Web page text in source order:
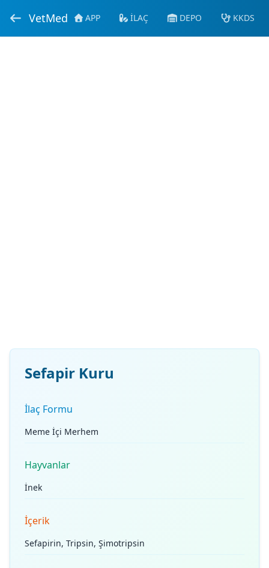
VetMed APP İLAÇ DEPO KKDS
Sefapir Kuru
İlaç Formu
Meme İçi Merhem
Hayvanlar
İnek
İçerik
Sefapirin, Tripsin, Şimotripsin